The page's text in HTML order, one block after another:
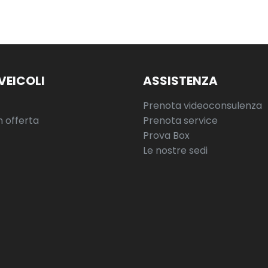
offerta
ASSISTENZA
Prenota videoconsulenza
Prenota service
Prova Box
Le nostre sedi